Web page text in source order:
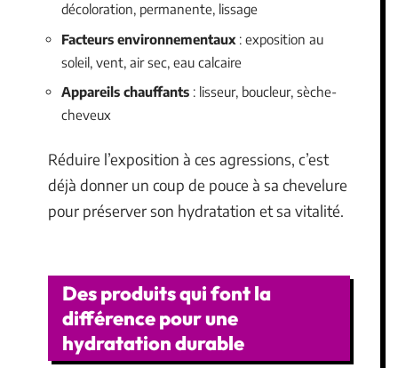
décoloration, permanente, lissage
Facteurs environnementaux : exposition au
soleil, vent, air sec, eau calcaire
Appareils chauffants : lisseur, boucleur, sèche-
cheveux
Réduire l’exposition à ces agressions, c’est
déjà donner un coup de pouce à sa chevelure
pour préserver son hydratation et sa vitalité.
Des produits qui font la
différence pour une
hydratation durable